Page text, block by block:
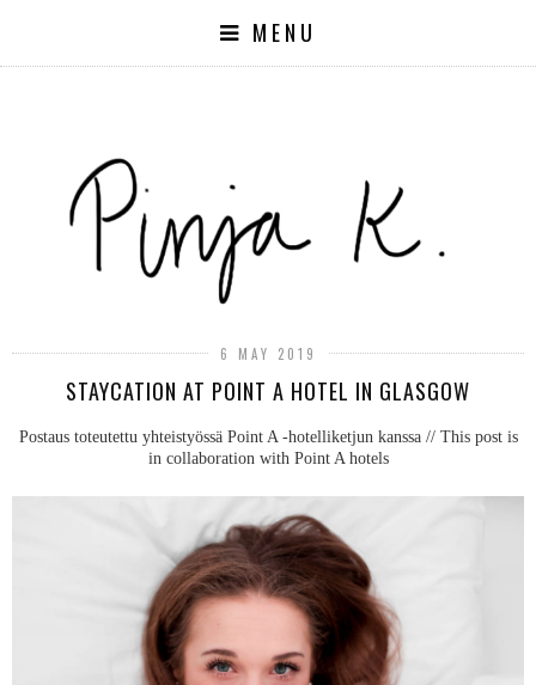
MENU
6 MAY 2019
STAYCATION AT POINT A HOTEL IN GLASGOW
Postaus toteutettu yhteistyössä Point A -hotelliketjun kanssa // This post is
in collaboration with Point A hotels